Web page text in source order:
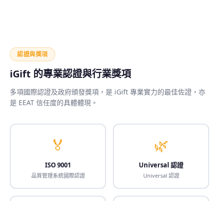
認證與獎項
iGift 的專業認證與行業獎項
多項國際認證及政府頒發獎項，是 iGift 專業實力的最佳佐證，亦
是 EEAT 信任度的具體體現。
🏅
ISO 9001
品質管理系統國際認證
🌿
Universal 認證
Universal 認證